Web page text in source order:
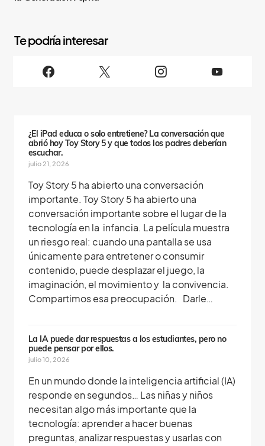
S
¿El iPad educa o solo entretiene? La conversación que
abrió hoy Toy Story 5 y que todos los padres deberían
escuchar.
julio 21, 2026
Toy Story 5 ha abierto una conversación
importante. Toy Story 5 ha abierto una
conversación importante sobre el lugar de la
tecnología en la infancia. La película muestra
un riesgo real: cuando una pantalla se usa
únicamente para entretener o consumir
contenido, puede desplazar el juego, la
imaginación, el movimiento y la convivencia.
Compartimos esa preocupación. Darle…
La IA puede dar respuestas a los estudiantes, pero no
puede pensar por ellos.
julio 10, 2026
En un mundo donde la inteligencia artificial (IA)
responde en segundos… Las niñas y niños
necesitan algo más importante que la
tecnología: aprender a hacer buenas
preguntas, analizar respuestas y usarlas con